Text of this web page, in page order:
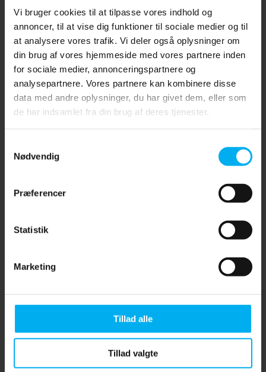
Vi bruger cookies til at tilpasse vores indhold og
annoncer, til at vise dig funktioner til sociale medier og til
at analysere vores trafik. Vi deler også oplysninger om
din brug af vores hjemmeside med vores partnere inden
for sociale medier, annonceringspartnere og
analysepartnere. Vores partnere kan kombinere disse
data med andre oplysninger, du har givet dem, eller som
de har indsamlet fra din brug af deres tjenester.
Nødvendig
Præferencer
Statistik
Marketing
Tillad alle
Tillad valgte
Samme som fakturaadresse.
Samme som fakturaadresse.